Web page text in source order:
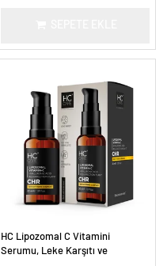
HC Lipozomal C Vitamini
Serumu, Leke Karşıtı ve